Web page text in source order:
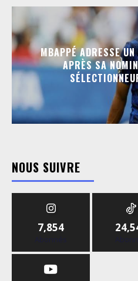
MBAPPÉ ADRESSE
APRÈS SA
NOUS SUIVRE
7,854
Abonnés